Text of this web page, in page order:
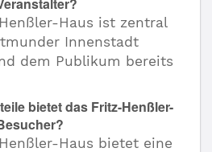
Haus ist zentral
Innenstadt
dem Publikum bereits
bietet das Fritz-Henßler-
Haus bietet eine